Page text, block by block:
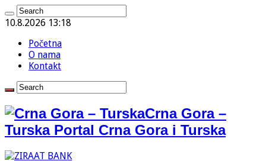
10.8.2026 13:18
Početna
O nama
Kontakt
Crna Gora –
Turska Portal Crna Gora i Turska